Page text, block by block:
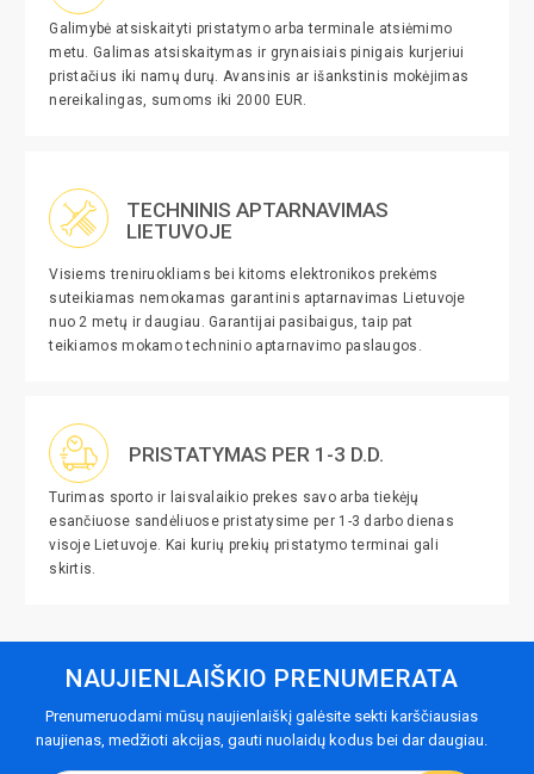
Galimybė atsiskaityti pristatymo arba terminale atsiėmimo
metu. Galimas atsiskaitymas ir grynaisiais pinigais kurjeriui
pristačius iki namų durų. Avansinis ar išankstinis mokėjimas
nereikalingas, sumoms iki 2000 EUR.
TECHNINIS APTARNAVIMAS
LIETUVOJE
Visiems treniruokliams bei kitoms elektronikos prekėms
suteikiamas nemokamas garantinis aptarnavimas Lietuvoje
nuo 2 metų ir daugiau. Garantijai pasibaigus, taip pat
teikiamos mokamo techninio aptarnavimo paslaugos.
PRISTATYMAS PER 1-3 D.D.
Turimas sporto ir laisvalaikio prekes savo arba tiekėjų
esančiuose sandėliuose pristatysime per 1-3 darbo dienas
visoje Lietuvoje. Kai kurių prekių pristatymo terminai gali
skirtis.
NAUJIENLAIŠKIO PRENUMERATA
Prenumeruodami mūsų naujienlaiškį galėsite sekti karščiausias
naujienas, medžioti akcijas, gauti nuolaidų kodus bei dar daugiau.